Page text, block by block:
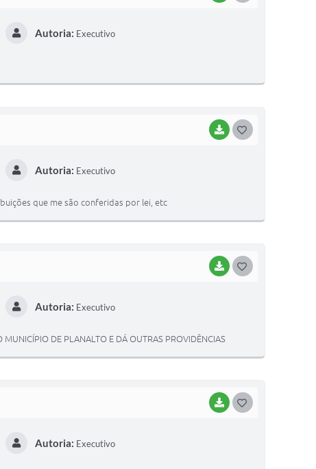
Autoria: Executivo
BAIXARG
Autoria: Executivo
que me são conferidas por lei, etc
BAIXARG
Autoria: Executivo
DE PLANALTO E DÁ OUTRAS PROVIDÊNCIAS
BAIXARG
Autoria: Executivo